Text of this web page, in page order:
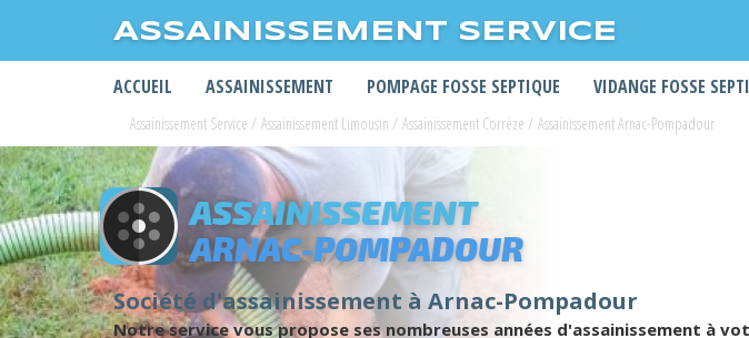
ASSAINISSEMENT SERVICE
ACCUEIL ASSAINISSEMENT POMPAGE FOSSE SEPTIQUE VIDANGE FOSSE
Assainissement Service / Assainissement Limousin / Assainissement Corrèze / Assainissement Arnac-Pompadour
ASSAINISSEMENT
ARNAC-POMPADOUR
Société d'assainissement à Arnac-Pompadour
Notre service vous propose ses nombreuses années d'assainissement à